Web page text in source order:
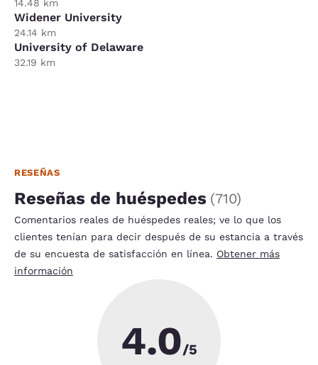
14.48 km
Widener University
24.14 km
University of Delaware
32.19 km
RESEÑAS
Reseñas de huéspedes (710)
Comentarios reales de huéspedes reales; ve lo que los
clientes tenían para decir después de su estancia a través
de su encuesta de satisfacción en línea. Obtener más
información
4.0/5